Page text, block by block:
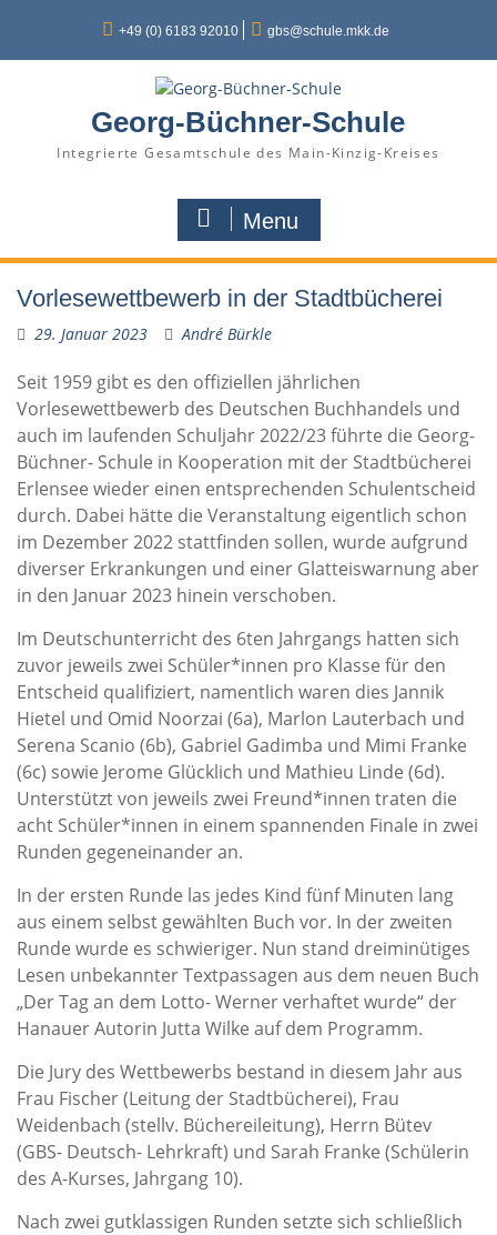
content
+49 (0) 6183 92010 gbs@schule.mkk.de
Georg-Büchner-Schule
Integrierte Gesamtschule des Main-Kinzig-Kreises
Menu
Vorlesewettbewerb in der Stadtbücherei
29. Januar 2023 André Bürkle
Seit 1959 gibt es den offiziellen jährlichen
Vorlesewettbewerb des Deutschen Buchhandels und
auch im laufenden Schuljahr 2022/23 führte die Georg-
Büchner- Schule in Kooperation mit der Stadtbücherei
Erlensee wieder einen entsprechenden Schulentscheid
durch. Dabei hätte die Veranstaltung eigentlich schon
im Dezember 2022 stattfinden sollen, wurde aufgrund
diverser Erkrankungen und einer Glatteiswarnung aber
in den Januar 2023 hinein verschoben.
Im Deutschunterricht des 6ten Jahrgangs hatten sich
zuvor jeweils zwei Schüler*innen pro Klasse für den
Entscheid qualifiziert, namentlich waren dies Jannik
Hietel und Omid Noorzai (6a), Marlon Lauterbach und
Serena Scanio (6b), Gabriel Gadimba und Mimi Franke
(6c) sowie Jerome Glücklich und Mathieu Linde (6d).
Unterstützt von jeweils zwei Freund*innen traten die
acht Schüler*innen in einem spannenden Finale in zwei
Runden gegeneinander an.
In der ersten Runde las jedes Kind fünf Minuten lang
aus einem selbst gewählten Buch vor. In der zweiten
Runde wurde es schwieriger. Nun stand dreiminütiges
Lesen unbekannter Textpassagen aus dem neuen Buch
„Der Tag an dem Lotto- Werner verhaftet wurde“ der
Hanauer Autorin Jutta Wilke auf dem Programm.
Die Jury des Wettbewerbs bestand in diesem Jahr aus
Frau Fischer (Leitung der Stadtbücherei), Frau
Weidenbach (stellv. Büchereileitung), Herrn Bütev
(GBS- Deutsch- Lehrkraft) und Sarah Franke (Schülerin
des A-Kurses, Jahrgang 10).
Nach zwei gutklassigen Runden setzte sich schließlich